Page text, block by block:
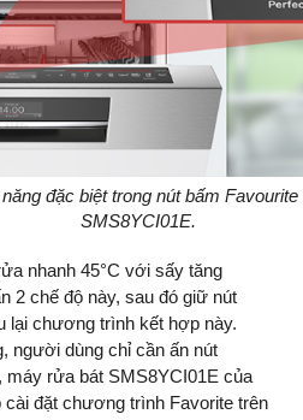
đặc biệt trong nút bấm
SMS8YCI01E.
nhanh 45°C với sấy tăng
2 chế độ này, sau đó giữ nút
lại chương trình kết hợp này.
người dùng chỉ cần ấn nút
máy rửa bát SMS8YCI01E của
đặt chương trình Favorite trên